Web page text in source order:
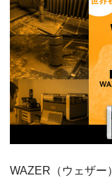
WAZER（ウェザー